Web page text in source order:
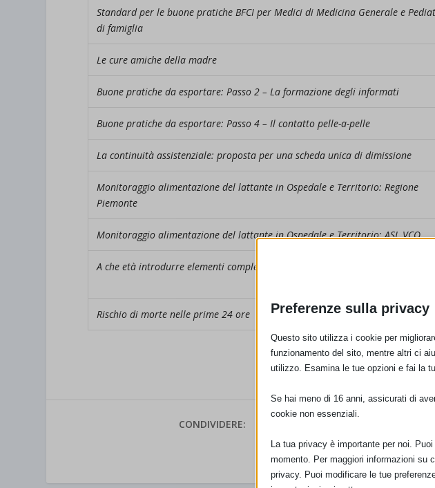
Standard per le buone pratiche BFCI per Medici di Medicina Generale e
di famiglia
Le cure amiche della madre
Buone pratiche da esportare: Passo 2 – La formazione degli informati
Buone pratiche da esportare: Passo 4 – Il contatto pelle-a-pelle
La continuità assistenziale: proposta per una scheda unica di dimissione
Monitoraggio alimentazione del lattante in Ospedale e Territorio: Regione
Piemonte
Monitoraggio alimentazione del lattante in Ospedale e Territorio: ASL VCO
A che età introdurre elementi complementari al latte
Rischio di morte nelle prime 24 ore
CONDIVIDERE:
VALUTARE:
Preferenze sulla privacy
Questo sito utilizza i cookie per
funzionamento del sito, mentre altri ci
utilizzo. Esamina le tue opzioni e fai la
Se hai meno di 16 anni, assicurati di
cookie non essenziali.
La tua privacy è importante per noi.
momento. Per maggiori informazioni su
privacy. Puoi modificare le tue